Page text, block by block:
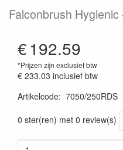
Falconbrush
€192.59
*Prijzen zijn exclusief btw
€ 233.03 inclusief btw
Artikelcode: 7050/250RDS
0 ster(ren) met 0 review(s)